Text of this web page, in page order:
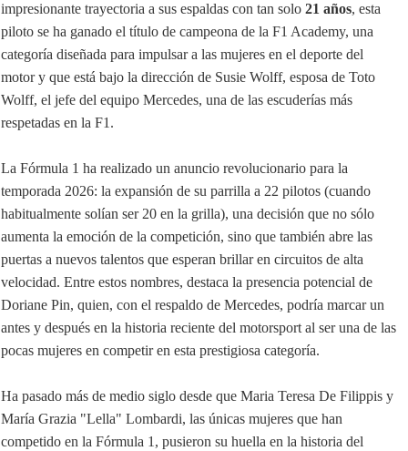
impresionante trayectoria a sus espaldas con tan solo 21 años, esta
piloto se ha ganado el título de campeona de la F1 Academy, una
categoría diseñada para impulsar a las mujeres en el deporte del
motor y que está bajo la dirección de Susie Wolff, esposa de Toto
Wolff, el jefe del equipo Mercedes, una de las escuderías más
respetadas en la F1.
La Fórmula 1 ha realizado un anuncio revolucionario para la
temporada 2026: la expansión de su parrilla a 22 pilotos (cuando
habitualmente solían ser 20 en la grilla), una decisión que no sólo
aumenta la emoción de la competición, sino que también abre las
puertas a nuevos talentos que esperan brillar en circuitos de alta
velocidad. Entre estos nombres, destaca la presencia potencial de
Doriane Pin, quien, con el respaldo de Mercedes, podría marcar un
antes y después en la historia reciente del motorsport al ser una de las
pocas mujeres en competir en esta prestigiosa categoría.
Ha pasado más de medio siglo desde que Maria Teresa De Filippis y
María Grazia "Lella" Lombardi, las únicas mujeres que han
competido en la Fórmula 1, pusieron su huella en la historia del